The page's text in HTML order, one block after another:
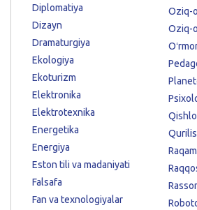
Diplomatiya
Dizayn
Dramaturgiya
Ekologiya
Ekoturizm
Elektronika
Elektrotexnika
Energetika
Energiya
Eston tili va madaniyati
Falsafa
Fan va texnologiyalar
Oziq-
Oziq-